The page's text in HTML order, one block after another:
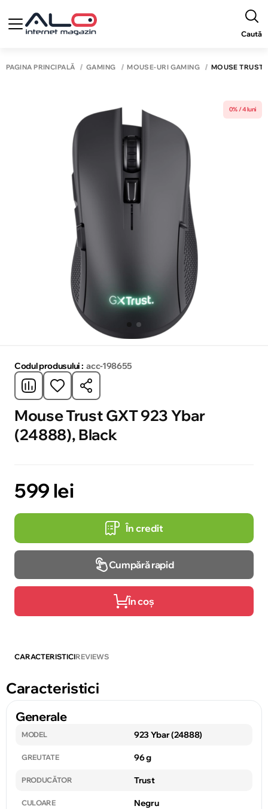
Caută
PAGINA PRINCIPALĂ GAMING MOUSE-URI GAMING MOUSE TRUST
0% / 4 luni
Codul produsului : acc-198655
Mouse Trust GXT 923 Ybar
(24888), Black
599 lei
În credit
Cumpără rapid
În coș
CARACTERISTICIREVIEWS
Caracteristici
Generale
MODEL 923 Ybar (24888)
GREUTATE 96 g
PRODUCĂTOR Trust
CULOARE Negru